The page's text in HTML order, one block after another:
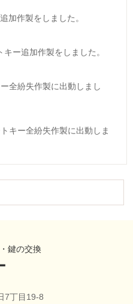
加作製をしました。
ー追加作製をしました。
全紛失作製に出動しまし
キー全紛失作製に出動しま
鍵の交換
7丁目19-8